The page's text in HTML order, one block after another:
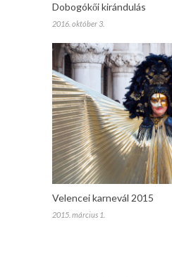
Dobogókői kirándulás
2016. október 3.
Velencei karnevál 2015
2015. március 1.